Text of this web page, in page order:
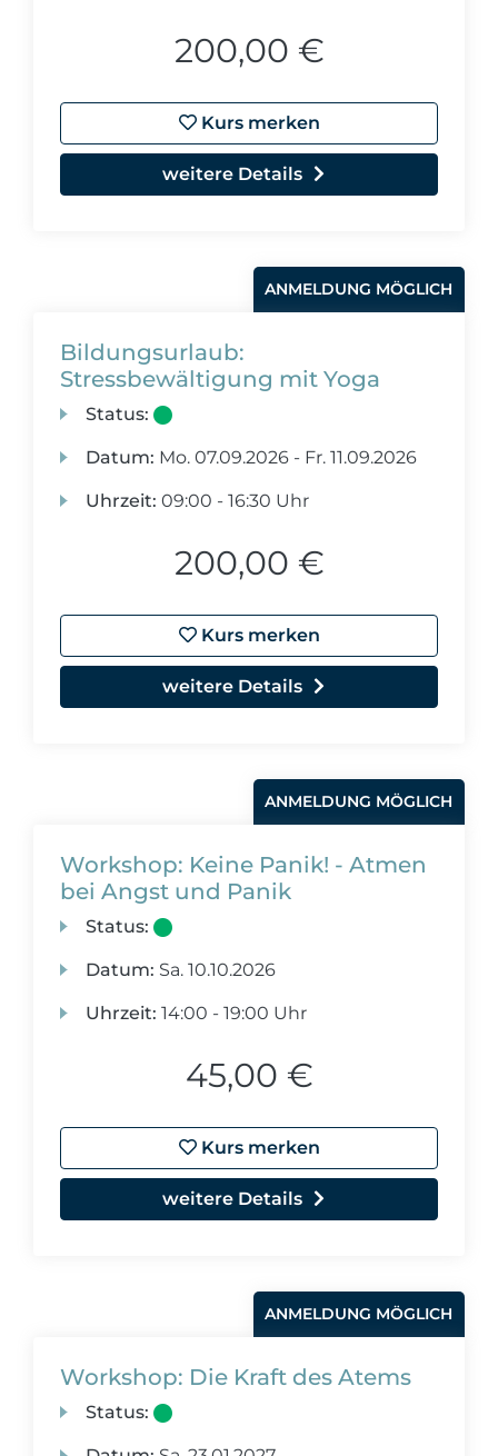
200,00 €
Kurs merken
weitere Details
ANMELDUNG MÖGLICH
Bildungsurlaub:
Stressbewältigung mit Yoga
Status:
Datum: Mo. 07.09.2026 - Fr. 11.09.2026
Uhrzeit: 09:00 - 16:30 Uhr
200,00 €
Kurs merken
weitere Details
ANMELDUNG MÖGLICH
Workshop: Keine Panik! - Atmen
bei Angst und Panik
Status:
Datum: Sa. 10.10.2026
Uhrzeit: 14:00 - 19:00 Uhr
45,00 €
Kurs merken
weitere Details
ANMELDUNG MÖGLICH
Workshop: Die Kraft des Atems
Status: